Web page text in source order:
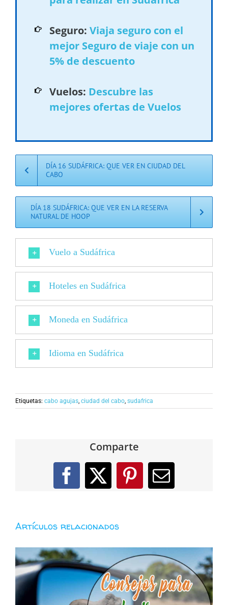
Seguro: Viaja seguro con el
mejor Seguro de viaje con un
5% de descuento
Vuelos: Descubre las
mejores ofertas de Vuelos
DÍA 16 SUDÁFRICA: QUE VER EN CIUDAD DEL
CABO
DÍA 18 SUDÁFRICA: QUE VER EN LA RESERVA
NATURAL DE HOOP
Vuelo a Sudáfrica
Hoteles en Sudáfrica
Moneda en Sudáfrica
Idioma en Sudáfrica
Etiquetas: cabo agujas ciudad del cabo sudafrica
Comparte
Facebook
X PinterestCorreo
Artículos relacionados